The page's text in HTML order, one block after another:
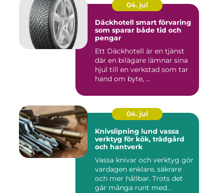
04. jul
Däckhotell smart förvaring
som sparar både tid och
pengar
Ett Däckhotell är en tjänst
där en bilägare lämnar sina
hjul till en verkstad som tar
hand om byte, ...
04. jul
Knivslipning lund vassa
verktyg för kök, trädgård
och hantverk
Vassa knivar och verktyg gör
vardagen enklare, säkrare
och mer hållbar. Trots det
går många runt med...